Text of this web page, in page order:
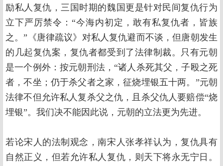
励私人复仇，三国时期的魏国更是针对民间复仇行为
立下严厉禁令：“今海内初定，敢有私复仇者，皆族
之。”《唐律疏议》对私人复仇避而不谈，但唐朝发生
的几起复仇案，复仇者都受到了法律制裁。只有元朝
是一个例外：按元朝刑法，“诸人杀死其父，子殴之死
者，不坐；仍于杀父者之家，征烧埋银五十两。”元朝
法律不但允许私人复杀父之仇，且杀父仇人要赔偿“烧
埋银”。我们决不能因此说，元朝的立法更为先进。
若论宋人的法制观念，南宋人张孝祥认为，复仇具有
自然正义，但若允许私人复仇，则天下将永无宁日。